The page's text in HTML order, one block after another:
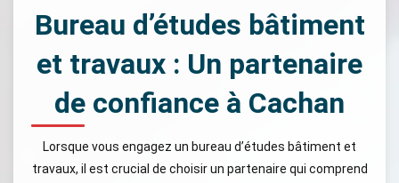
Bureau d’études bâtiment
et travaux : Un partenaire
de confiance à Cachan
Lorsque vous engagez un bureau d’études bâtiment et
travaux, il est crucial de choisir un partenaire qui comprend